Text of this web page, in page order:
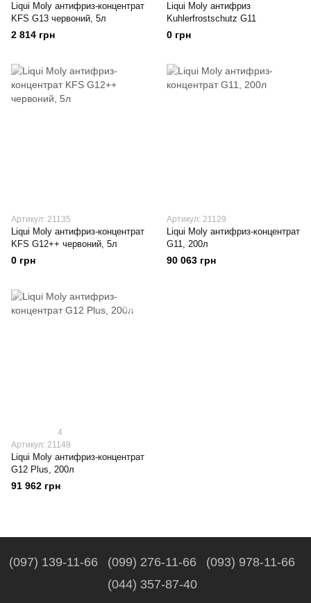
Liqui Moly антифриз-концентрат
KFS G13 червоний, 5л
2 814 грн
Liqui Moly антифриз
Kuhlerfrostschutz G11
0 грн
Артикул: 21135
Liqui Moly антифриз-концентрат
KFS G12++ червоний, 5л
0 грн
Артикул: 21129
Liqui Moly антифриз-концентрат
G11, 200л
90 063 грн
4
Артикул: 21148
Liqui Moly антифриз-концентрат
G12 Plus, 200л
91 962 грн
(097) 139-11-66 (099) 276-11-66
(093) 978-11-66
(044) 357-87-40